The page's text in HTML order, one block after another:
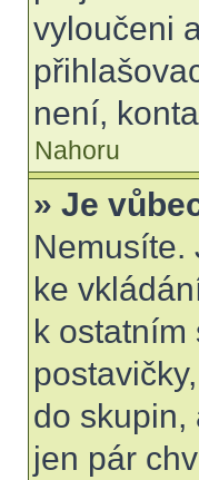
vyloučeni
není,
Nahoru
» Je
Nemusíte.
ke
k ostatním
do skupin,
jen pár